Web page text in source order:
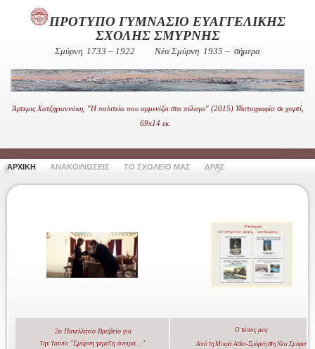
ΠΡΟΤΥΠΟ ΓΥΜΝΑΣΙΟ ΕΥΑΓΓΕΛΙΚΗΣ
ΣΧΟΛΗΣ ΣΜΥΡΝΗΣ
Σμύρνη 1733 – 1922 Νέα Σμύρνη 1935 – σήμερα
Άρτεμις Χατζηγιαννάκη, "Η πολιτεία που αρμενίζει στα πέλαγα" (2015) Υδατογραφία σε χαρτί,
69x14 εκ.
ΑΡΧΙΚΗ ΑΝΑΚΟΙΝΩΣΕΙΣ ΤΟ ΣΧΟΛΕΙΟ ΜΑΣ ΔΡΑΣΤΗΡΙΟΤΗΤΕΣ
2ο Πανελλήνιο Βραβείο για
την ταινία "Σμύρνη γεμάτη όνειρα..."
Ο τόπος μας
Από τη Μικρά Ασία-Σμύρνη στη Νέα Σμύρνη